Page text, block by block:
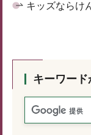
キッズならけ
キーワー